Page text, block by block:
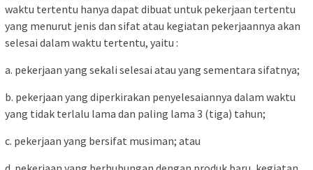
waktu tertentu hanya dapat dibuat untuk pekerjaan tertentu
yang menurut jenis dan sifat atau kegiatan pekerjaannya akan
selesai dalam waktu tertentu, yaitu :
a. pekerjaan yang sekali selesai atau yang sementara sifatnya;
b. pekerjaan yang diperkirakan penyelesaiannya dalam waktu
yang tidak terlalu lama dan paling lama 3 (tiga) tahun;
c. pekerjaan yang bersifat musiman; atau